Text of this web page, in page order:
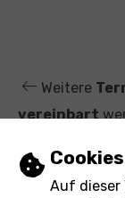
Cookies
Auf dieser
Weitere
vereinbart